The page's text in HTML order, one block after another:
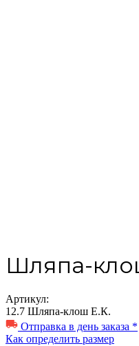
Шляпа-
Артикул:
12.7 Шляпа-клош Е.К.
Отправка в день заказа *
Как определить размер